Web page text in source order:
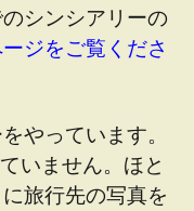
シンシアリーの
ジをご覧くださ
やっています。
いません。ほと
旅行先の写真を